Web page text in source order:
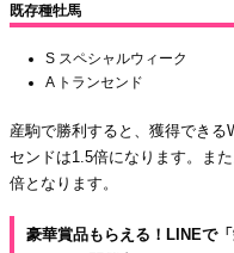
既存種牡馬
S スペシャルウィーク
A トランセンド
産駒で勝利すると、獲得でき
センドは1.5倍になります。ま
倍となります。
豪華賞品もらえる！LINEで